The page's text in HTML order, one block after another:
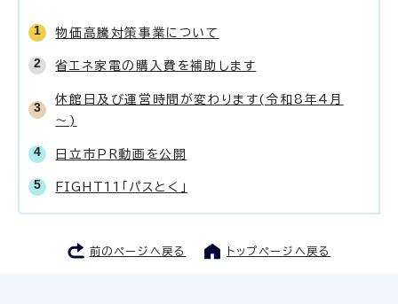
物価高騰対策事業について
省エネ家電の購入費を補助します
休館日及び運営時間が変わります(令和8年4月
～)
日立市PR動画を公開
FIGHT11「パスとく」
前のページへ戻る トップページへ戻る